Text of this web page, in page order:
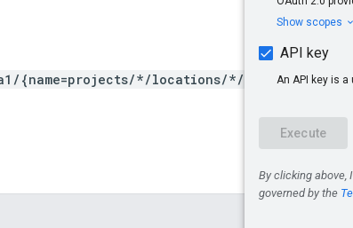
{name=projects/*/locations/*/operations/*}